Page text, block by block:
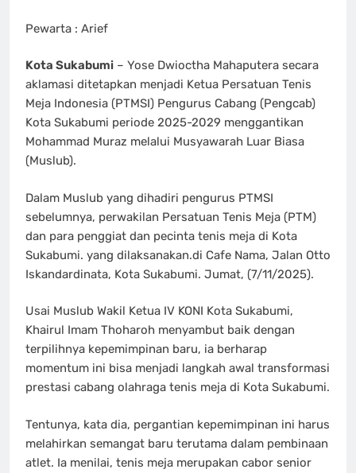
Pewarta : Arief
Kota Sukabumi – Yose Dwioctha Mahaputera secara
aklamasi ditetapkan menjadi Ketua Persatuan Tenis
Meja Indonesia (PTMSI) Pengurus Cabang (Pengcab)
Kota Sukabumi periode 2025-2029 menggantikan
Mohammad Muraz melalui Musyawarah Luar Biasa
(Muslub).
Dalam Muslub yang dihadiri pengurus PTMSI
sebelumnya, perwakilan Persatuan Tenis Meja (PTM)
dan para penggiat dan pecinta tenis meja di Kota
Sukabumi. yang dilaksanakan.di Cafe Nama, Jalan Otto
Iskandardinata, Kota Sukabumi. Jumat, (7/11/2025).
Usai Muslub Wakil Ketua IV KONI Kota Sukabumi,
Khairul Imam Thoharoh menyambut baik dengan
terpilihnya kepemimpinan baru, ia berharap
momentum ini bisa menjadi langkah awal transformasi
prestasi cabang olahraga tenis meja di Kota Sukabumi.
Tentunya, kata dia, pergantian kepemimpinan ini harus
melahirkan semangat baru terutama dalam pembinaan
atlet. Ia menilai, tenis meja merupakan cabor senior